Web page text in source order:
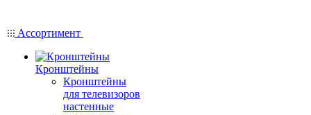
Ассортимент
Кронштейны
Кронштейны
для телевизоров
настенные